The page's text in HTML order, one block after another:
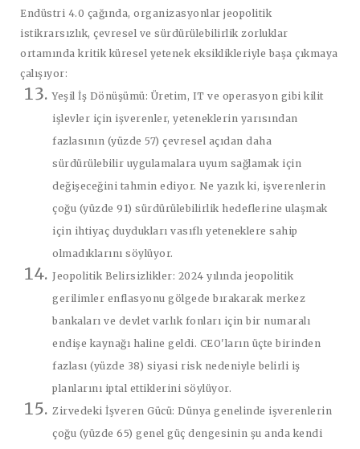
Endüstri 4.0 çağında, organizasyonlar jeopolitik
istikrarsızlık, çevresel ve sürdürülebilirlik zorluklar
ortamında kritik küresel yetenek eksiklikleriyle başa çıkmaya
çalışıyor:
Yeşil İş Dönüşümü: Üretim, IT ve operasyon gibi kilit
işlevler için işverenler, yeteneklerin yarısından
fazlasının (yüzde 57) çevresel açıdan daha
sürdürülebilir uygulamalara uyum sağlamak için
değişeceğini tahmin ediyor. Ne yazık ki, işverenlerin
çoğu (yüzde 91) sürdürülebilirlik hedeflerine ulaşmak
için ihtiyaç duydukları vasıflı yeteneklere sahip
olmadıklarını söylüyor.
Jeopolitik Belirsizlikler: 2024 yılında jeopolitik
gerilimler enflasyonu gölgede bırakarak merkez
bankaları ve devlet varlık fonları için bir numaralı
endişe kaynağı haline geldi. CEO'ların üçte birinden
fazlası (yüzde 38) siyasi risk nedeniyle belirli iş
planlarını iptal ettiklerini söylüyor.
Zirvedeki İşveren Gücü: Dünya genelinde işverenlerin
çoğu (yüzde 65) genel güç dengesinin şu anda kendi